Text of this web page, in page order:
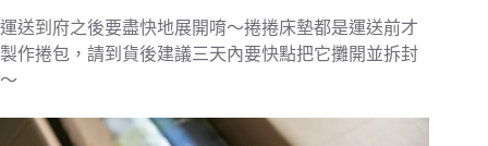
運送到府之後要盡快地展開唷～捲捲床墊都是運送前才
製作捲包，請到貨後建議三天內要快點把它攤開並拆封
～